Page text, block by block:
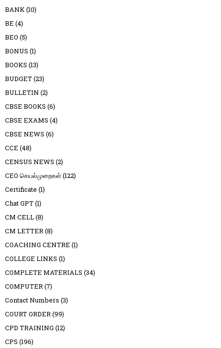
BANK(10)
BE (4)
BEO (5)
BONUS (1)
BOOKS (13)
BUDGET(23)
BULLETIN (2)
CBSE BOOKS (6)
CBSE EXAMS (4)
CBSE NEWS (6)
CCE (48)
CENSUS NEWS (2)
CEO செயல்முறைகள்(122)
Certificate (1)
Chat GPT(1)
CM CELL(8)
CM LETTER(8)
COACHING CENTRE (1)
COLLEGE LINKS (1)
COMPLETE MATERIALS (34)
COMPUTER(7)
Contact Numbers (3)
COURT ORDER(99)
CPD TRAINING (12)
CPS (196)